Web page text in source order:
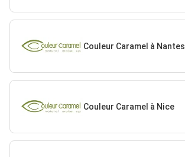
Couleur Caramel à Nantes
Couleur Caramel à Nice